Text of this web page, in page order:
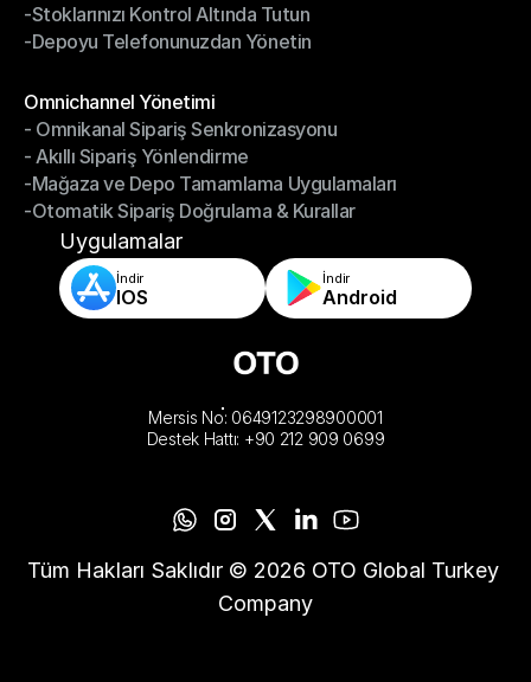
-Hızlı, Doğru Paketleme ve Gönderim
-Stoklarınızı Kontrol Altında Tutun
-Stoklarınızı Kontrol Altında Tutun
-Depoyu Telefonunuzdan Yönetin
Omnichannel Yönetimi
Omnichannel Yönetimi
- Omnikanal Sipariş Senkronizasyonu
- Omnikanal Sipariş Senkronizasyonu
- Akıllı Sipariş Yönlendirme
- Akıllı Sipariş Yönlendirme
-Mağaza ve Depo Tamamlama Uygulamaları
-Mağaza ve Depo Tamamlama Uygulamaları
-Otomatik Sipariş Doğrulama & Kurallar
-Otomatik Sipariş Doğrulama & Kurallar
Uygulamalar
İndir
IOS
İndir
Android
Mersis No: 0649123298900001
Destek Hattı: +90 212 909 0699
Tüm Hakları Saklıdır © 2026 OTO Global Turkey
Company